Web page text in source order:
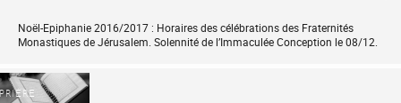
Noël-Epiphanie 2016/2017 : Horaires des célébrations des Fraternités
Monastiques de Jérusalem. Solennité de l’Immaculée Conception le 08/12.
PRIÈRE